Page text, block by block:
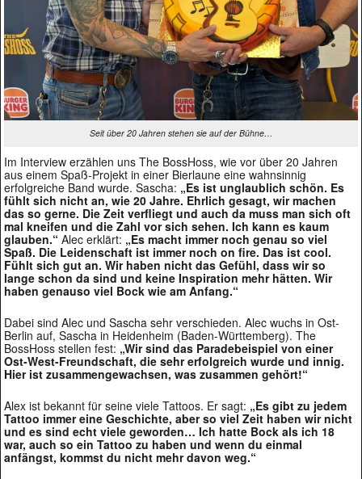
Seit über 20 Jahren stehen sie auf der Bühne…
Im Interview erzählen uns The BossHoss, wie vor über 20 Jahren
aus einem Spaß-Projekt in einer Bierlaune eine wahnsinnig
erfolgreiche Band wurde. Sascha: „Es ist unglaublich schön. Es
fühlt sich nicht an, wie 20 Jahre. Ehrlich gesagt, wir machen
das so gerne. Die Zeit verfliegt und auch da muss man sich oft
mal kneifen und die Zahl vor sich sehen. Ich kann es kaum
glauben.“Alec erklärt: „Es macht immer noch genau so viel
Spaß. Die Leidenschaft ist immer noch on fire. Das ist cool.
Fühlt sich gut an. Wir haben nicht das Gefühl, dass wir so
lange schon da sind und keine Inspiration mehr hätten. Wir
haben genauso viel Bock wie am Anfang.“
Dabei sind Alec und Sascha sehr verschieden. Alec wuchs in Ost-
Berlin auf, Sascha in Heidenheim (Baden-Württemberg). The
BossHoss stellen fest: „Wir sind das Paradebeispiel von einer
Ost-West-Freundschaft, die sehr erfolgreich wurde und innig.
Hier ist zusammengewachsen, was zusammen gehört!“
Alex ist bekannt für seine viele Tattoos. Er sagt: „Es gibt zu jedem
Tattoo immer eine Geschichte, aber so viel Zeit haben wir nicht
und es sind echt viele geworden… Ich hatte Bock als ich 18
war, auch so ein Tattoo zu haben und wenn du einmal
anfängst, kommst du nicht mehr davon weg.“